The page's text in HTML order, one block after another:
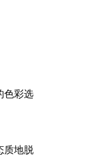
色彩选
质地脱